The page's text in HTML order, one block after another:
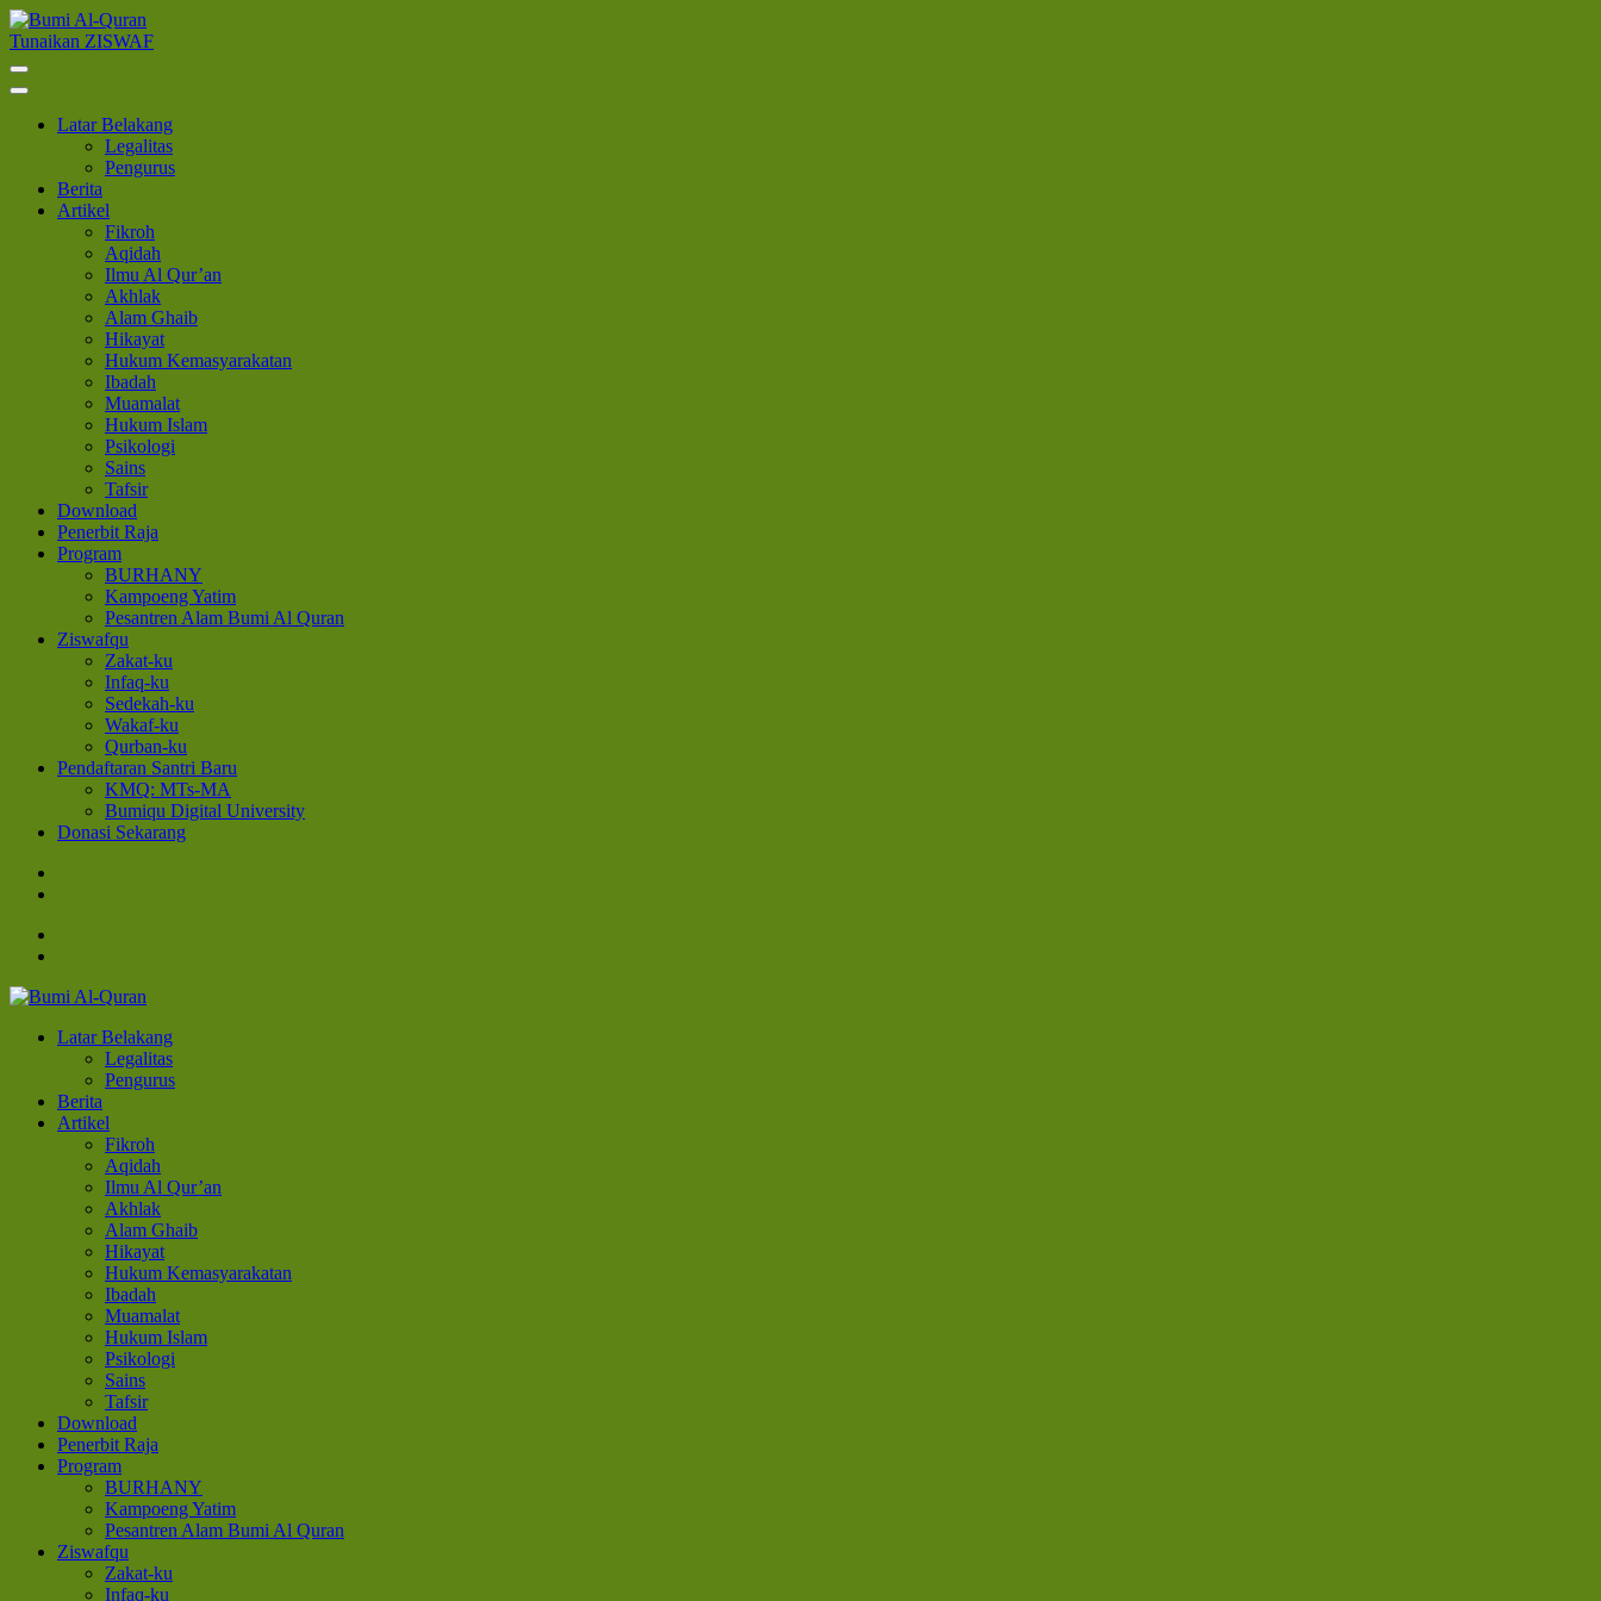
Lompat
ke
konten
(Tekan
Tunaikan ZISWAF
Latar Belakang
Legalitas
Pengurus
Berita
Artikel
Fikroh
Aqidah
Ilmu Al Qur’an
Akhlak
Alam Ghaib
Hikayat
Hukum Kemasyarakatan
Ibadah
Muamalat
Hukum Islam
Psikologi
Sains
Tafsir
Download
Penerbit Raja
Program
BURHANY
Kampoeng Yatim
Pesantren Alam Bumi Al Quran
Ziswafqu
Zakat-ku
Infaq-ku
Sedekah-ku
Wakaf-ku
Qurban-ku
Pendaftaran Santri Baru
KMQ: MTs-MA
Bumiqu Digital University
Donasi Sekarang
Bumi Al-Quran
Sinergi Untuk Kebahagiaan Dunia-Akhirat
Latar Belakang
Legalitas
Pengurus
Berita
Artikel
Fikroh
Aqidah
Ilmu Al Qur’an
Akhlak
Alam Ghaib
Hikayat
Hukum Kemasyarakatan
Ibadah
Muamalat
Hukum Islam
Psikologi
Sains
Tafsir
Download
Penerbit Raja
Program
BURHANY
Kampoeng Yatim
Pesantren Alam Bumi Al Quran
Ziswafqu
Zakat-ku
Infaq-ku